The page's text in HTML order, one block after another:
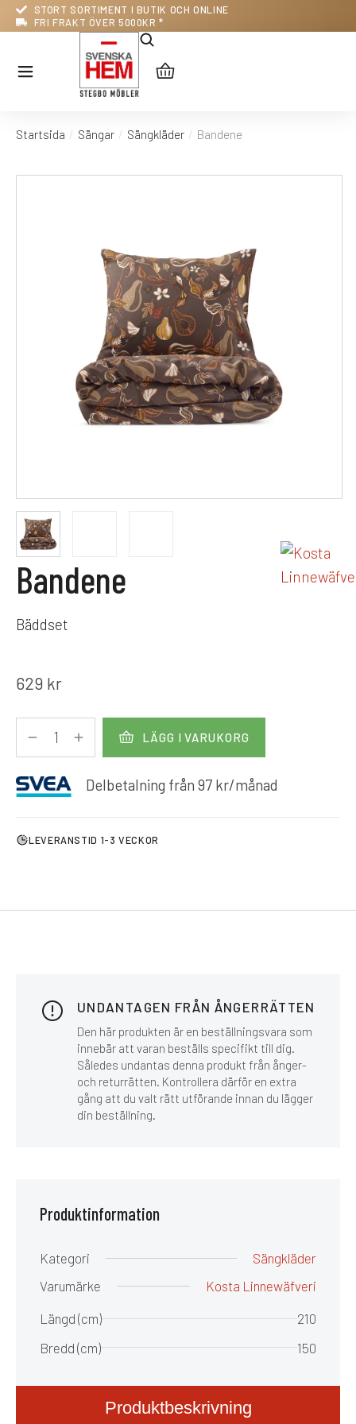
STORT SORTIMENT I BUTIK OCH ONLINE
FRI FRAKT ÖVER 5000KR *
Du är här:
Startsida Sängar Sängkläder Bandene
Bandene
Bäddset
629 kr
LÄGG I VARUKORG
Delbetalning från 97 kr/månad
LEVERANSTID 1-3 VECKOR
UNDANTAGEN FRÅN ÅNGERRÄTTEN
Den här produkten är en beställningsvara som
innebär att varan beställs specifikt till dig.
Således undantas denna produkt från ånger-
och returrätten. Kontrollera därför en extra
gång att du valt rätt utförande innan du lägger
din beställning.
Produktbeskrivning
Produktinformation
Kategori
Sängkläder
Varumärke
Kosta Linnewäfveri
Längd (cm)
210
Bredd (cm)
150